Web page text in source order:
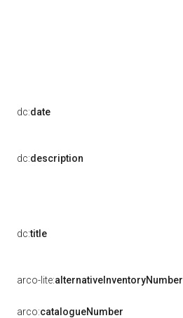
dc:date
dc:description
dc:title
arco-lite:alternativeInventoryNumber
arco:catalogueNumber